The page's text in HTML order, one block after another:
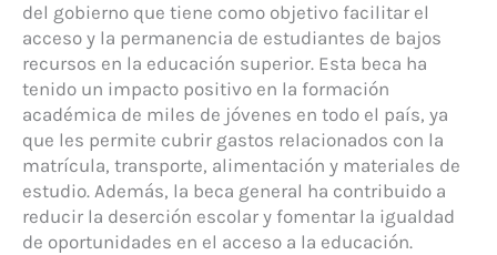
del gobierno que tiene como objetivo facilitar el
acceso y la permanencia de estudiantes de bajos
recursos en la educación superior. Esta beca ha
tenido un impacto positivo en la formación
académica de miles de jóvenes en todo el país, ya
que les permite cubrir gastos relacionados con la
matrícula, transporte, alimentación y materiales de
estudio. Además, la beca general ha contribuido a
reducir la deserción escolar y fomentar la igualdad
de oportunidades en el acceso a la educación.